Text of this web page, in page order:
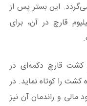
این بستر پس از
قارچ در آن، برای
قارچ دکمه‌ای در
را کوتاه نماید. در
و راندمان آن نیز